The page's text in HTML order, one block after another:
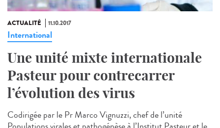
ACTUALITÉ 11.10.2017
International
Une unité mixte internationale
Pasteur pour contrecarrer
l’évolution des virus
Codirigée par le Pr Marco Vignuzzi, chef de l’unité